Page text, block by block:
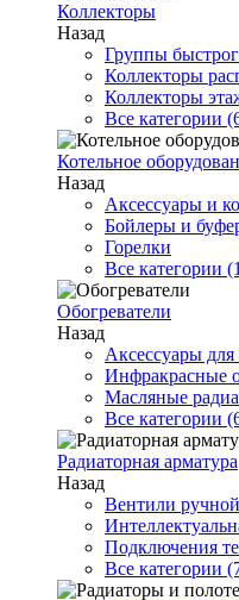
Коллекторы
Назад
Группы
Коллекторы
Коллекторы
Все категории
Котельное
Назад
Аксессуары и
Бойлеры и
Горелки
Все категории
Обогреватели
Назад
Аксессуары для
Инфракрасные
Масляные
Все категории
Радиаторная арматура
Назад
Вентили
Подключения
Все категории